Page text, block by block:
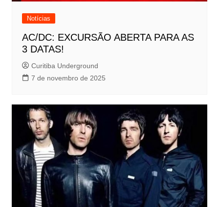
Notícias
AC/DC: EXCURSÃO ABERTA PARA AS
3 DATAS!
Curitiba Underground
7 de novembro de 2025